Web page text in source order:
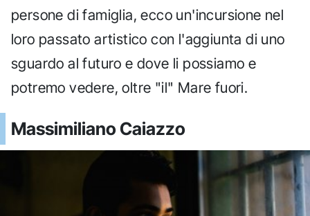
persone di famiglia, ecco un'incursione nel
loro passato artistico con l'aggiunta di uno
sguardo al futuro e dove li possiamo e
potremo vedere, oltre "il" Mare fuori.
Massimiliano Caiazzo